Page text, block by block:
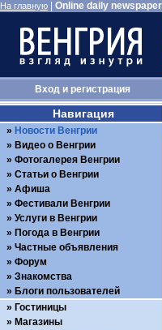
На главную Online daily
Входи регистрация
Навигация
Новости Венгрии
Видео о Венгрии
Фотогалерея Венгрии
Статьи о Венгрии
Афиша
Фестивали Венгрии
Услуги в Венгрии
Погода в Венгрии
Частные объявления
Форум
Знакомства
Блоги пользователей
Гостиницы
Магазины